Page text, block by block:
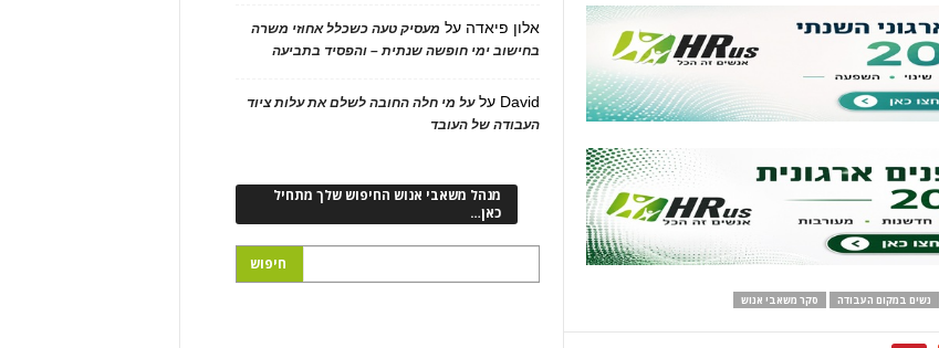
נשים במקום העבודה סקר משאבי אנוש
אלון פיאדה על מעסיק טעה כשכלל אחוזי משרה
בחישוב ימי חופשה שנתית – והפסיד בתביעה
David עלעל מי חלה החובה לשלם את עלות ציוד
העבודה של העובד
מנהל משאבי אנוש החיפוש שלך מתחיל
כאן…